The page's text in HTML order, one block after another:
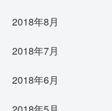
2018年8月
2018年7月
2018年6月